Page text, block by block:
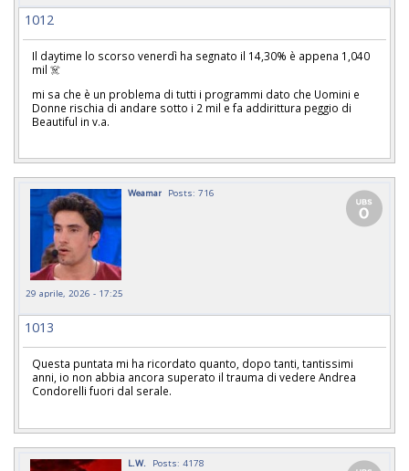
1012
Il daytime lo scorso venerdì ha segnato il 14,30% è appena 1,040
mil ☠️
mi sa che è un problema di tutti i programmi dato che Uomini e
Donne rischia di andare sotto i 2 mil e fa addirittura peggio di
Beautiful in v.a.
Weamar Posts: 716
29 aprile, 2026 - 17:25
1013
Questa puntata mi ha ricordato quanto, dopo tanti, tantissimi
anni, io non abbia ancora superato il trauma di vedere Andrea
Condorelli fuori dal serale.
L.W. Posts: 4178